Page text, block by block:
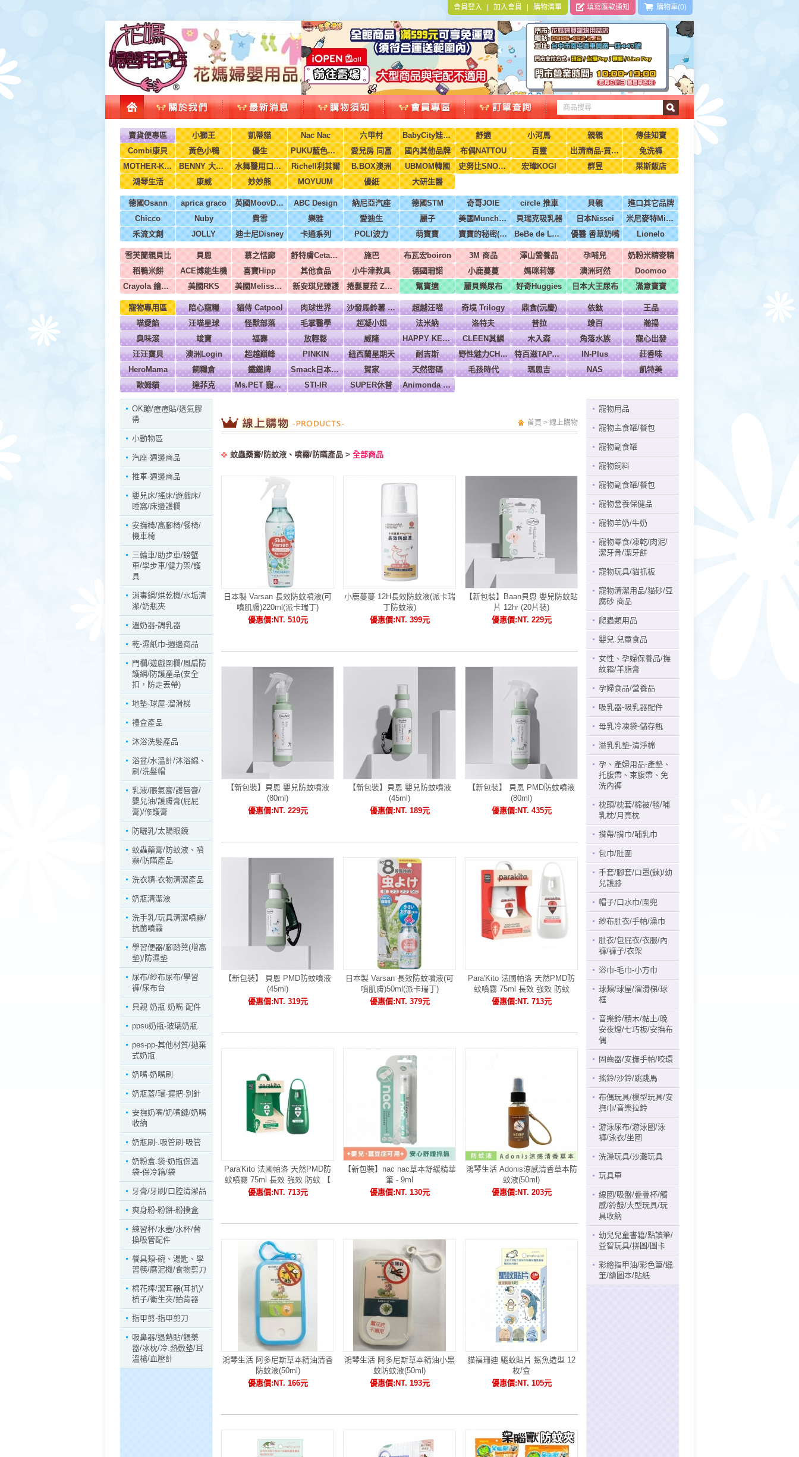
購物車(0)
填寫匯款通知
會員登入 加入會員 購物清單
賣貨便專區 小獅王 凱蒂貓 Nac Nac 六甲村 BabyCity娃娃城 舒適 小河馬 親親
傳佳知寶
Combi康貝
黃色小鴨 優生 PUKU藍色企鵝 愛兒房 同富 國內其他品牌 布偶NATTOU 百靈 出清商品-買到賺到
免洗褲
MOTHER-K韓國
BENNY 大翔服裝 水舞醫用口罩(兒童，成人) Richell利其爾 B.BOX澳洲 UBMOM韓國 史努比SNOOPY 宏瑋KOGI 群昱
萊斯飯店
鴻琴生活
康威 妙妙熊 MOYUUM 優紙 大研生醫
德國Osann aprica graco 英國MoovDesign ABC Design 納尼亞汽座 德國STM 奇哥JOIE circle 推車 貝親
進口其它品牌
Chicco
Nuby 費雪 樂雅 愛迪生 麗子 美國Munchkin 貝瑞克吸乳器 日本Nissei
米尼麥特Minimight
禾流文創
JOLLY 迪士尼Disney 卡通系列 POLI波力 萌寶寶 寶寶的秘密(牧菓) BeBe de Luxe法國 優醫 香草奶嘴 Lionelo
雪芙蘭親貝比 貝恩 慕之恬廊 舒特膚Cetaphil 施巴 布瓦宏boiron 3M 商品 澤山營養品 孕哺兒
奶粉米精麥精
稻鴨米餅
ACE博能生機 喜寶Hipp 其他食品 小牛津教具 德國珊諾 小鹿蔓蔓 媽咪莉娜 澳洲珂然
Doomoo
Crayola 繪兒樂
美國RKS 美國Melissa & Doug 新安琪兒臻護 捲髮夏菈 ZeroTre 義大利 幫寶適 麗貝樂尿布 好奇Huggies 日本大王尿布 滿意寶寶
寵物專用區 陪心寵糧 貓侍 Catpool 肉球世界 沙發馬鈴薯 Power 超越汪喵 奇境 Trilogy 鼎食(沅慶) 依鈦
王品
喵愛餡
汪喵星球 怪獸部落 毛掌醫學 超凝小姐 法米納 洛特夫 普拉 竣百
瀚揚
臭味滾
竣寶 福壽 放輕鬆 威隆 HAPPY KEN 快樂啃 CLEEN其鱗 木入森 角落水族
寵心出發
汪汪寶貝
澳洲Login 超越巔峰 PINKIN 紐西蘭星期天 耐吉斯 野性魅力CHARM 特百滋TAPAZO IN-Plus
莊香味
HeroMama
飼糧倉 鐵鎚牌 Smack日本正宗 賀家 天然密碼 毛孩時代 瑪恩吉 NAS
凱特美
歐姆貓
達菲克 Ms.PET 寵物小姐 STI-IR SUPER休普 Animonda 愛諾德
OK蹦/痘痘貼/透氣膠
帶
小動物區
汽座-週邊商品
推車-週邊商品
嬰兒床/搖床/遊戲床/
睡窩/床邊護欄
安撫椅/高腳椅/餐椅/
機車椅
三輪車/助步車/螃蟹
車/學步車/健力架/護
具
消毒鍋/烘乾機/水垢清
潔/奶瓶夾
溫奶器-調乳器
乾-濕紙巾-週邊商品
門欄/遊戲圍欄/風扇防
護網/防護產品(安全
扣，防走丟帶)
地墊-球屋-溜滑梯
禮盒產品
沐浴洗髮產品
浴盆/水溫計/沐浴綿、
刷/洗髮帽
乳液/脹氣膏/護唇膏/
嬰兒油/護膚膏(屁屁
膏)/修護膏
防曬乳/太陽眼鏡
蚊蟲藥膏/防蚊液、噴
霧/防瞞產品
洗衣精-衣物清潔產品
奶瓶清潔液
洗手乳/玩具清潔噴霧/
抗菌噴霧
學習便器/腳踏凳(增高
墊)/防濕墊
尿布/紗布尿布/學習
褲/尿布台
貝親 奶瓶 奶嘴 配件
ppsu奶瓶-玻璃奶瓶
pes-pp-其他材質/拋棄
式奶瓶
奶嘴-奶嘴刷
奶瓶蓋/環-握把-別針
安撫奶嘴/奶嘴鏈/奶嘴
收納
奶瓶刷-.吸管刷-吸管
奶粉盒.袋-奶瓶保溫
袋-保冷箱/袋
牙膏/牙刷/口腔清潔品
爽身粉-粉餅-粉撲盒
練習杯/水壺/水杯/替
換吸管配件
餐具類-碗、湯匙、學
習筷/磨泥機/食物剪刀
棉花棒/潔耳器(耳扒)/
梳子/衛生夾/拍背器
指甲剪-指甲剪刀
吸鼻器/退熱貼/餵藥
器/冰枕/冷.熱敷墊/耳
溫槍/血壓計
首頁 > 線上購物
蚊蟲藥膏/防蚊液、噴霧/防瞞產品 > 全部商品
日本製 Varsan 長效防蚊噴液(可
噴肌膚)220ml(派卡瑞丁)
優惠價:NT. 510元
小鹿蔓蔓 12H長效防蚊液(派卡瑞
丁防蚊液)
優惠價:NT. 399元
【新包裝】Baan貝恩 嬰兒防蚊貼
片 12hr (20片裝)
優惠價:NT. 229元
【新包裝】貝恩 嬰兒防蚊噴液
(80ml)
優惠價:NT. 229元
【新包裝】貝恩 嬰兒防蚊噴液
(45ml)
優惠價:NT. 189元
【新包裝】 貝恩 PMD防蚊噴液
(80ml)
優惠價:NT. 435元
【新包裝】 貝恩 PMD防蚊噴液
(45ml)
優惠價:NT. 319元
日本製 Varsan 長效防蚊噴液(可
噴肌膚)50ml(派卡瑞丁)
優惠價:NT. 379元
Para'Kito 法國帕洛 天然PMD防
蚊噴霧 75ml 長效 強效 防蚊
【6...
優惠價:NT. 713元
Para'Kito 法國帕洛 天然PMD防
蚊噴霧 75ml 長效 強效 防蚊 【
...
優惠價:NT. 713元
【新包裝】nac nac草本舒緩精華
筆 - 9ml
優惠價:NT. 130元
鴻琴生活 Adonis涼感清香草本防
蚊液(50ml)
優惠價:NT. 203元
鴻琴生活 阿多尼斯草本精油清香
防蚊液(50ml)
優惠價:NT. 166元
鴻琴生活 阿多尼斯草本精油小黑
蚊防蚊液(50ml)
優惠價:NT. 193元
貓福珊迪 驅蚊貼片 鯊魚造型 12
枚/盒
優惠價:NT. 105元
寵物用品
寵物主食罐/餐包
寵物副食罐
寵物飼料
寵物副食罐/餐包
寵物營養保健品
寵物羊奶/牛奶
寵物零食/凍乾/肉泥/
潔牙骨/潔牙餅
寵物玩具/貓抓板
寵物清潔用品/貓砂/豆
腐砂 商品
爬蟲類用品
嬰兒.兒童食品
女性、孕婦保養品/撫
紋霜/羊脂膏
孕婦食品/營養品
吸乳器-吸乳器配件
母乳冷凍袋-儲存瓶
溢乳乳墊-清淨棉
孕、產婦用品-產墊、
托腹帶、束腹帶、免
洗內褲
枕頭/枕套/棉被/毯/哺
乳枕/月亮枕
揹帶/揹巾/哺乳巾
包巾/肚圍
手套/腳套/口罩(鍊)/幼
兒護膝
帽子/口水巾/圍兜
紗布肚衣/手帕/澡巾
肚衣/包屁衣/衣服/內
褲/褲子/衣架
浴巾-毛巾-小方巾
球類/球屋/溜滑梯/球
框
音樂鈴/積木/黏土/晚
安夜燈/七巧板/安撫布
偶
固齒器/安撫手帕/咬環
搖鈴/沙鈴/跳跳馬
布偶玩具/模型玩具/安
撫巾/音樂拉鈴
游泳尿布/游泳圈/泳
褲/泳衣/坐圈
洗澡玩具/沙灘玩具
玩具車
線圈/吸盤/疊疊杯/觸
感/鈴鼓/大型玩具/玩
具收納
幼兒兒童書籍/點讀筆/
益智玩具/拼圖/圖卡
彩繪指甲油/彩色筆/蠟
筆/繪圖本/貼紙